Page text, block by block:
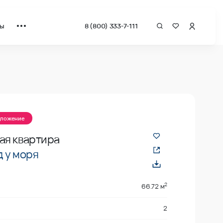
8 (800) 333-7-111
квартира
у моря
66.72 м2
2